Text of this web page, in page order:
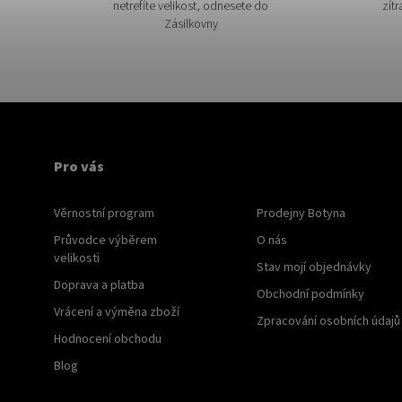
netrefíte velikost, odnesete do
Zásilkovny
Pro vás
Věrnostní program
Průvodce výběrem
velikosti
Doprava a platba
Vrácení a výměna zboží
Hodnocení obchodu
Blog
Prodejny Botyna
O nás
Stav mojí objednávky
Obchodní podmínky
Zpracování osobních údajů